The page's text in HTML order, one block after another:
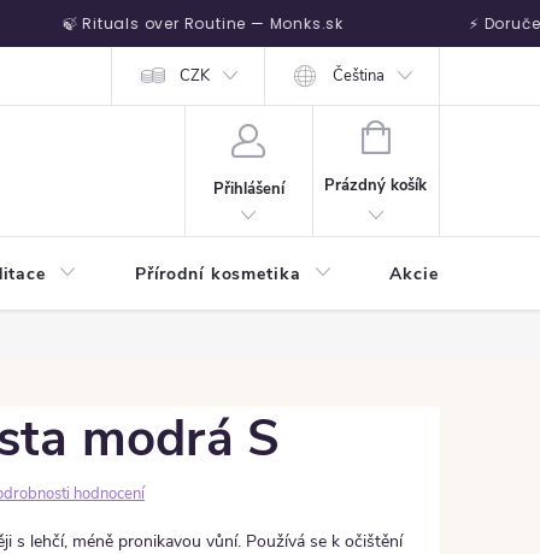
🍃 Rituals over Routine — Monks.sk ⚡ Doručenie
CZK Čeština
Přihlášení
NÁKUPNÍ KOŠÍK
Prázdný košík
Přírodní kosmetika Akcie
modrá S
hodnocení
s lehčí, méně pronikavou vůní. Používá se k očištění